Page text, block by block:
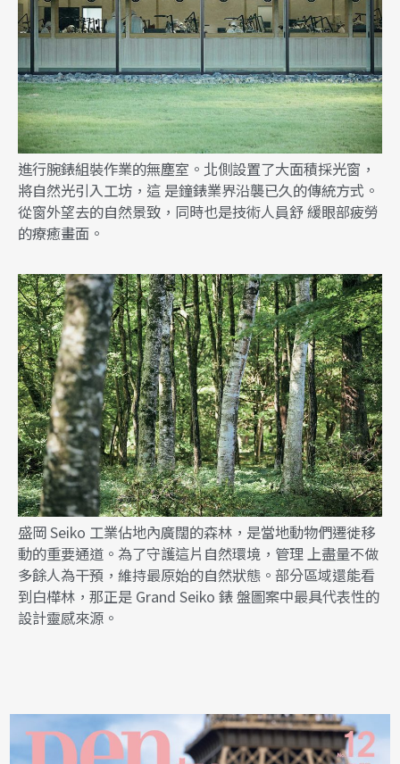
進行腕錶組裝作業的無塵室。北側設置了大面積採光窗，
將自然光引入工坊，這 是鐘錶業界沿襲已久的傳統方式。
從窗外望去的自然景致，同時也是技術人員舒 緩眼部疲勞
的療癒畫面。
盛岡 Seiko 工業佔地內廣闊的森林，是當地動物們遷徙移
動的重要通道。為了守護這片自然環境，管理 上盡量不做
多餘人為干預，維持最原始的自然狀態。部分區域還能看
到白樺林，那正是 Grand Seiko 錶 盤圖案中最具代表性的
設計靈感來源。